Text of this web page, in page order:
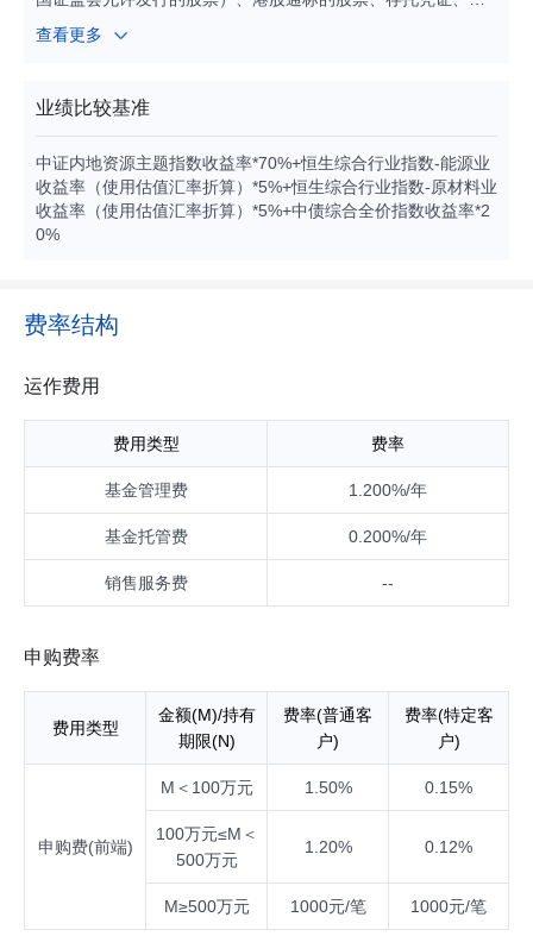
券（包括国债、地方政府债、金融债、企业债、公司债、政府
支持债券、政府支持机构债、次级债、可转换债券、分离交易
资券）、可交换债券）、资产支持证券、债券回购、银行存款
（包括定期存款、协议存款、通知存款等）、同业存单、股指
证监会允许基金投资的其他金融工具（但须符合中国证监会的
相关规定）。 如法律法规或监管机构以后允许基金投资其他品
种，基金管理人在履行适当程序后，可以将其纳入投资范围。
基金的投资组合比例为：本基金股票及存托凭证投资占基金资
在扣除股指期货合约、国债期货合约和股票期权合约需缴纳的
基金资产净值的5%，其中现金不包括结算备付金、存出保证
投资比例会做相应调整。
查看更多
业绩比较基准
中证内地资源主题指数收益率*70%+恒生综合行业指数-能源业
收益率（使用估值汇率折算）*5%+恒生综合行业指数-原材料业
收益率（使用估值汇率折算）*5%+中债综合全价指数收益率*2
0%
费率结构
运作费用
费用类型 费率
基金管理费 1.200%/年
基金托管费 0.200%/年
销售服务费 --
申购费率
费用类型
金额(M)/持有
期限(N)
费率(普通客
户)
费率(特定客
户)
申购费(前端)
M＜100万元 1.50% 0.15%
100万元≤M＜
500万元
1.20% 0.12%
M≥500万元 1000元/笔 1000元/笔